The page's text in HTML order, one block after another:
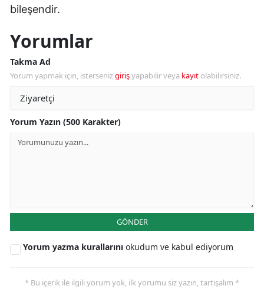
bileşendir.
Yorumlar
Takma Ad
Yorum yapmak için, istersenizgirişyapabilir veya kayıt olabilirsiniz.
Yorum Yazın (500 Karakter)
GÖNDER
Yorum yazma kurallarını okudum ve kabul ediyorum
* Bu içerik ile ilgili yorum yok, ilk yorumu siz yazın, tartışalım *